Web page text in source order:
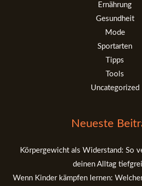
Ernährung
Gesundheit
Mode
Sportarten
Tipps
Tools
Uncategorized
Neueste
Körpergewicht als Widerstand: So
deinen Alltag
Wenn Kinder kämpfen lernen: